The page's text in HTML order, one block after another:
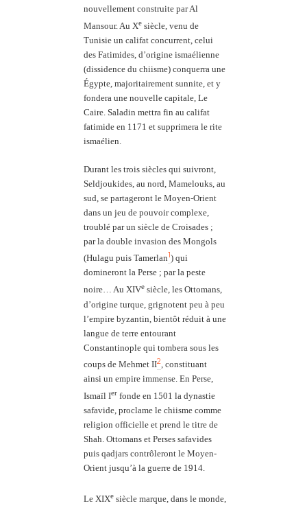
nouvellement construite par Al
Mansour. Au Xe siècle, venu de
Tunisie un califat concurrent, celui
des Fatimides, d’origineismaélienne
(dissidence du chiisme) conquerra une
Égypte, majoritairement sunnite, et y
fondera une nouvelle capitale, Le
Caire. Saladin mettra fin au califat
fatimide en 1171 et supprimera le rite
ismaélien.
Durant les trois siècles qui suivront,
Seldjoukides, au nord, Mamelouks, au
sud, se partageront le Moyen-Orient
dans un jeu de pouvoir complexe,
troublé par un siècle de Croisades ;
par la double invasion des Mongols
(Hulagu puis Tamerlan1) qui
domineront la Perse ; par la peste
noire… Au XIVe siècle, les Ottomans,
d’origine turque, grignotent peu à peu
l’empire byzantin, bientôt réduit à une
langue de terre entourant
Constantinople qui tombera sous les
coups de Mehmet II2 , constituant
ainsi un empire immense. En Perse,
Ismaïl Ier fonde en 1501 la dynastie
safavide, proclame le chiisme comme
religion officielle et prend le titre de
Shah. Ottomans et Perses safavides
puis qadjars contrôleront le Moyen-
Orient jusqu’à la guerre de 1914.
Le XIXe siècle marque, dans le monde,